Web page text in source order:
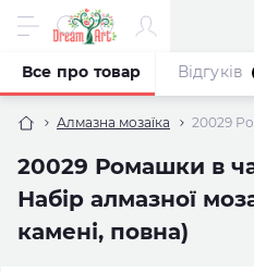
Алмазна мозаїка 20029
20029 Ромашки в
Набір алмазної
камені, повна)
Все про товар Відгуків